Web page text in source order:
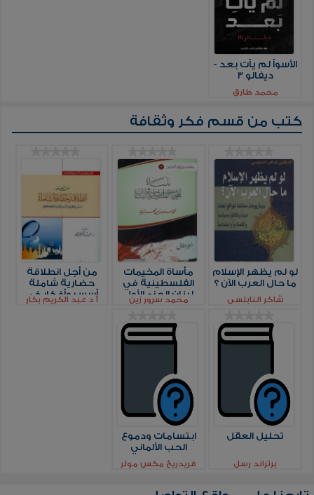
الأسوأ لم يأت بعد -
ديفالو 3
محمد طارق
كتب من قسم فكر وثقافة
لو لم يظهر الإسلام
ما حال العرب الآن ؟
شاكر النابلسي
مأساة المخيمات
الفلسطينية في
لبنان الجزء الأول
محمد سرور زين
من أجل انطلاقة
حضارية شاملة
أسس وأفكار في
التراث والفكر
أ د عبد الكريم بكار
تحليل العقل
برتراند رسل
ابتسامات ودموع
الحب الألماني
فريدريخ مكس مولر